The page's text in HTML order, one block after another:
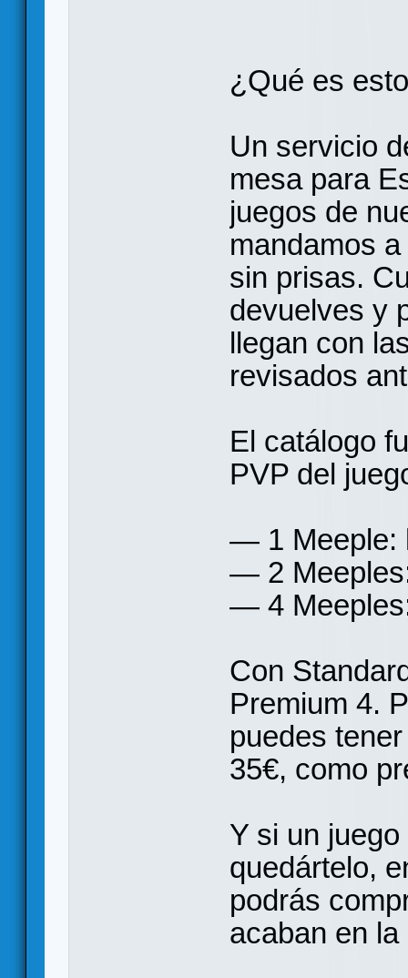
¿Qué es
Un servicio
mesa para
juegos de
mandamos
sin prisas.
devuelves y
llegan con
revisados
El catálogo
PVP del
— 1 Meeple:
— 2
— 4
Con
Premium 4.
puedes
35€, como
Y si un
quedártelo,
podrás
acaban en